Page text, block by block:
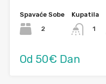
Spavaće Sobe
2
Kupatila
1
Od 50€ Dan